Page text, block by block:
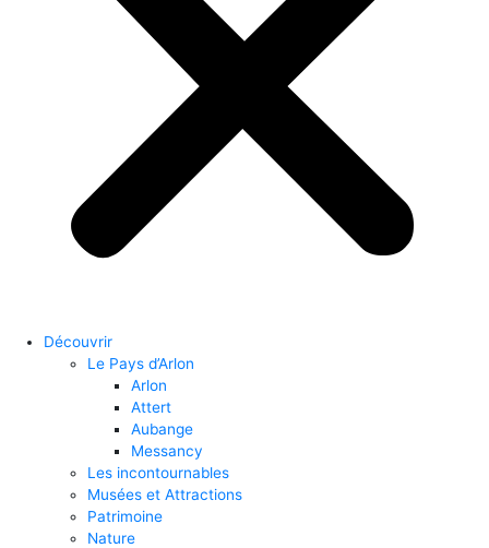
Découvrir
Le Pays d’Arlon
Arlon
Attert
Aubange
Messancy
Les incontournables
Musées et Attractions
Patrimoine
Nature